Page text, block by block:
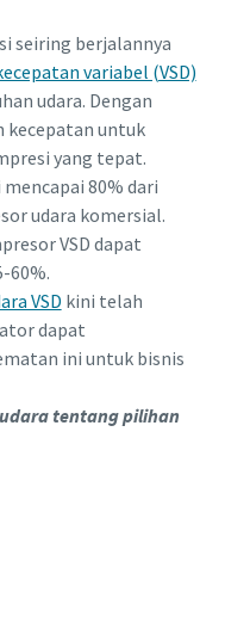
seiring berjalannya
variabel (VSD)
udara. Dengan
kecepatan untuk
yang tepat.
80% dari
udara komersial.
VSD dapat
60%.
VSD kini telah
dapat
ini untuk bisnis
tentang pilihan